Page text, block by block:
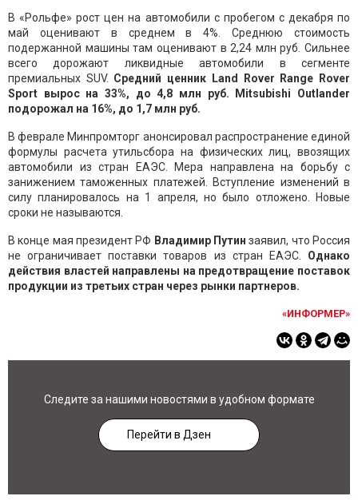
В «Рольфе» рост цен на автомобили с пробегом с декабря по
май оценивают в среднем в 4%. Среднюю стоимость
подержанной машины там оценивают в 2,24 млн руб. Сильнее
всего дорожают ликвидные автомобили в сегменте
премиальных SUV. Средний ценник Land Rover Range Rover
Sport вырос на 33%, до 4,8 млн руб. Mitsubishi Outlander
подорожал на 16%, до 1,7 млн руб.
В феврале Минпромторг анонсировал распространение единой
формулы расчета утильсбора на физических лиц, ввозящих
автомобили из стран ЕАЭС. Мера направлена на борьбу с
занижением таможенных платежей. Вступление изменений в
силу планировалось на 1 апреля, но было отложено. Новые
сроки не называются.
В конце мая президент РФ Владимир Путин заявил, что Россия
не ограничивает поставки товаров из стран ЕАЭС. Однако
действия властей направлены на предотвращение поставок
продукции из третьих стран через рынки партнеров.
«ИНФОРМЕР»
Следите за нашими новостями в удобном формате
Перейти в Дзен